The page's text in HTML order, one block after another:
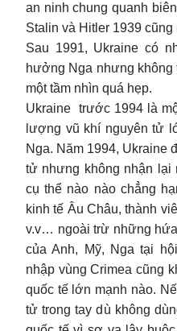
an ninh chung quanh
Stalin và Hitler 1939
Sau 1991, Ukraine có
hưởng Nga nhưng
một tầm nhìn quá hẹp.
Ukraine trước 1994 là
lượng vũ khí nguyên tử
Nga. Năm 1994, Ukraine
tử nhưng không nhận lại
cụ thể nào nào chẳng
kinh tế Âu Châu, thành
v.v… ngoài trừ những
của Anh, Mỹ, Nga tại
nhập vùng Crimea cũng
quốc tế lớn mạnh nào.
tử trong tay dù không